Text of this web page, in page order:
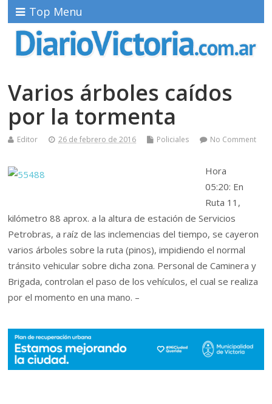
Top Menu
Varios árboles caídos
por la tormenta
Editor 26 de febrero de 2016 Policiales No Comment
Hora
05:20: En
Ruta 11,
kilómetro 88 aprox. a la altura de estación de Servicios
Petrobras, a raíz de las inclemencias del tiempo, se cayeron
varios árboles sobre la ruta (pinos), impidiendo el normal
tránsito vehicular sobre dicha zona. Personal de Caminera y
Brigada, controlan el paso de los vehículos, el cual se realiza
por el momento en una mano. –